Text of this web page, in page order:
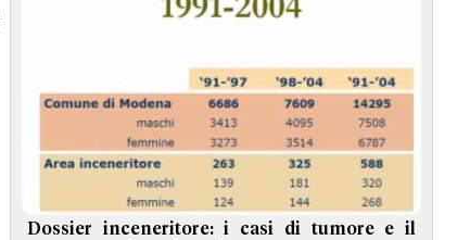
Dossier inceneritore: i casi di tumore e il